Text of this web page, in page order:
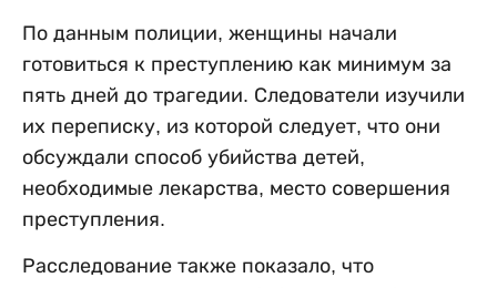
По данным полиции, женщины начали
готовиться к преступлению как минимум за
пять дней до трагедии. Следователи изучили
их переписку, из которой следует, что они
обсуждали способ убийства детей,
необходимые лекарства, место совершения
преступления.
Расследование также показало, что